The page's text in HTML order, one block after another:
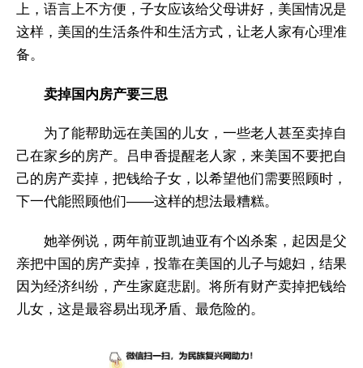
上，语言上不方便，子女应该给父母讲好，美国情况是
这样，美国的生活条件和生活方式，让老人家有心理准
备。
卖掉国内房产要三思
为了能帮助远在美国的儿女，一些老人甚至卖掉自
己在家乡的房产。吕申香提醒老人家，来美国不要把自
己的房产卖掉，把钱给子女，以希望他们需要照顾时，
下一代能照顾他们——这样的想法最糟糕。
她举例说，两年前亚凯迪亚有个凶杀案，起因是父
亲把中国的房产卖掉，投靠在美国的儿子与媳妇，结果
因为经济纠纷，产生家庭悲剧。将所有财产卖掉把钱给
儿女，这是最容易出现矛盾、最危险的。